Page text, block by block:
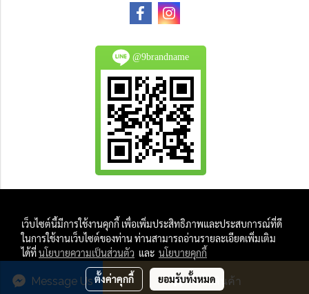
สั่งซื้อสินค้า
Message Us
@9brandname
And
All Photo in this website were taken by
9Brandname's Team.
เว็บไซต์นี้มีการใช้งานคุกกี้ เพื่อเพิ่มประสิทธิภาพและประสบการณ์ที่ดี
ในการใช้งานเว็บไซต์ของท่าน ท่านสามารถอ่านรายละเอียดเพิ่มเติม
ได้ที่นโยบายความเป็นส่วนตัว และ นโยบายคุกกี้
ตั้งค่าคุกกี้ ยอมรับทั้งหมด